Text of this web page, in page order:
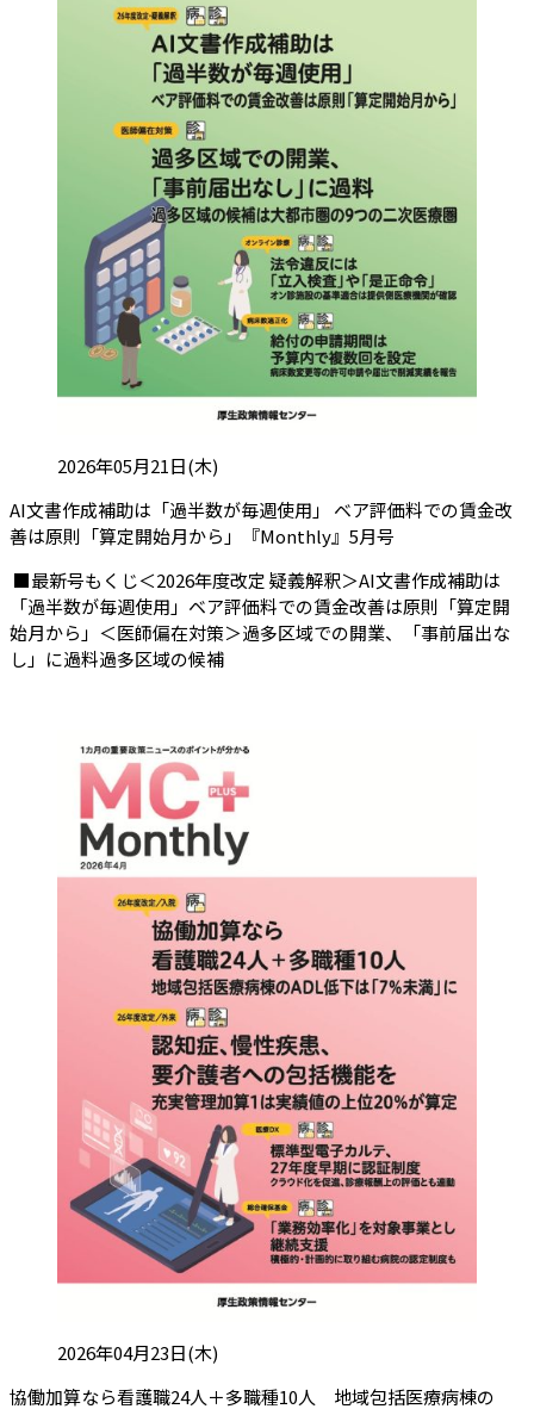
投稿日:2026年05月21日(木)
AI文書作成補助は「過半数が毎週使用」 ベア評価料での賃金改
善は原則「算定開始月から」『Monthly』5月号
■最新号もくじ＜2026年度改定 疑義解釈＞AI文書作成補助は
「過半数が毎週使用」ベア評価料での賃金改善は原則「算定開
始月から」＜医師偏在対策＞過多区域での開業、「事前届出な
し」に過料過多区域の候補
投稿日:2026年04月23日(木)
協働加算なら看護職24人＋多職種10人 地域包括医療病棟の